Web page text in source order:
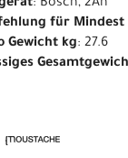
: Bosch, 2Ah
für
Gewicht kg: 27.6